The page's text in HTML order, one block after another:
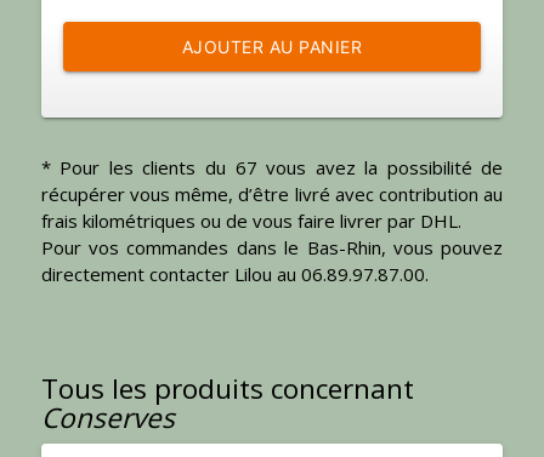
AJOUTER AU PANIER
* Pour les clients du 67 vous avez la possibilité de
récupérer vous même, d’être livré avec contribution au
frais kilométriques ou de vous faire livrer par DHL.
Pour vos commandes dans le Bas-Rhin, vous pouvez
directement contacter Lilou au 06.89.97.87.00.
Tous les produits concernant
Conserves